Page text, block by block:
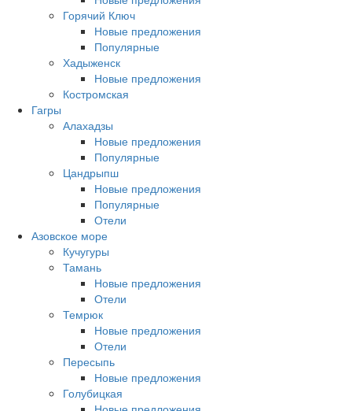
Горячий Ключ
Новые предложения
Популярные
Хадыженск
Новые предложения
Костромская
Гагры
Алахадзы
Новые предложения
Популярные
Цандрыпш
Новые предложения
Популярные
Отели
Азовское море
Кучугуры
Тамань
Новые предложения
Отели
Темрюк
Новые предложения
Отели
Пересыпь
Новые предложения
Голубицкая